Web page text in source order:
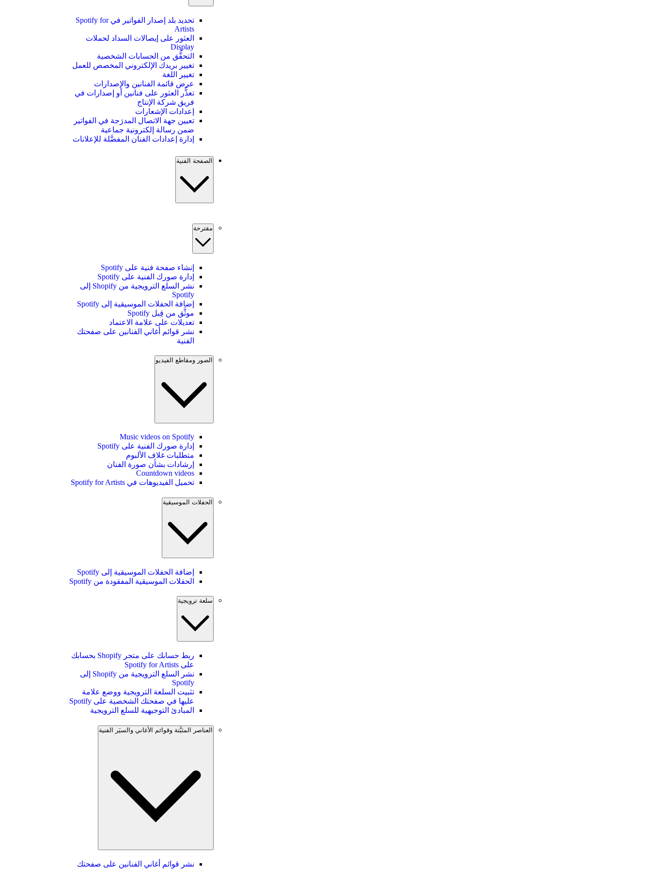
تحديد بلد إصدار الفواتير في Spotify for
Artists
العثور على إيصالات السداد لحملات
Display
التحقُّق من الحسابات الشخصية
تغيير بريدك الإلكتروني المخصص للعمل
تغيير اللغة
عرض قائمة الفنانين والإصدارات
تعذُّر العثور على فنانين أو إصدارات في
فريق شركة الإنتاج
إعدادات الإشعارات
تعيين جهة الاتصال المدرَجة في الفواتير
ضمن رسالة إلكترونية جماعية
إدارة إعدادات الفنان المفضَّلة للإعلانات
الصفحة الفنية
مقترحة
إنشاء صفحة فنية على Spotify
إدارة صورك الفنية على Spotify
نشر السلع الترويجية من Shopify إلى
Spotify
إضافة الحفلات الموسيقية إلى Spotify
موثَّق من قِبل Spotify
تعديلات على علامة الاعتماد
نشر قوائم أغاني الفنانين على صفحتك
الفنية
الصور ومقاطع الفيديو
Music videos on Spotify
إدارة صورك الفنية على Spotify
متطلبات غلاف الألبوم
إرشادات بشأن صورة الفنان
Countdown videos
تحميل الفيديوهات في Spotify for Artists
الحفلات الموسيقية
إضافة الحفلات الموسيقية إلى Spotify
الحفلات الموسيقية المفقودة من Spotify
سلعة ترويجية
ربط حسابك على متجر Shopify بحسابك
على Spotify for Artists
نشر السلع الترويجية من Shopify إلى
Spotify
تثبيت السلعة الترويجية ووضع علامة
عليها في صفحتك الشخصية على Spotify
المبادئ التوجيهية للسلع الترويجية
العناصر المثبَّتة وقوائم الأغاني والسيَر الفنية
نشر قوائم أغاني الفنانين على صفحتك